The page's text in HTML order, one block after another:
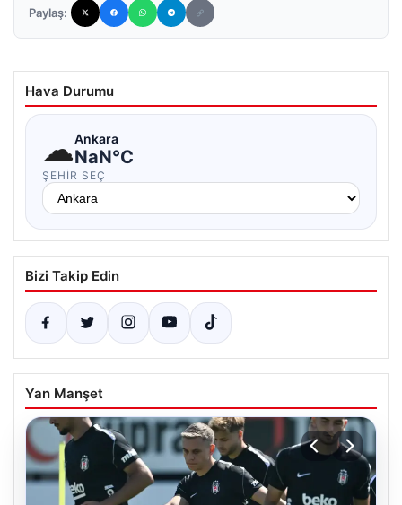
Paylaş:
Hava Durumu
☁Ankara
NaN°C
ŞEHIR SEÇ
Bizi Takip Edin
Yan Manşet